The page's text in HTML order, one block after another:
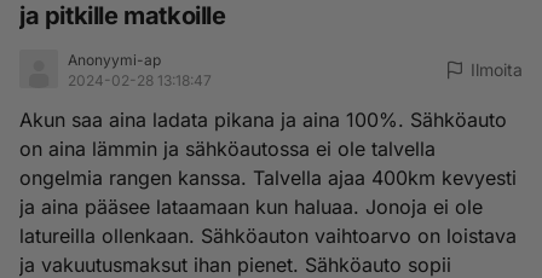
ja pitkille matkoille
Anonyymi-ap
2024-02-28 13:18:47
Ilmoita
Akun saa aina ladata pikana ja aina 100%. Sähköauto
on aina lämmin ja sähköautossa ei ole talvella
ongelmia rangen kanssa. Talvella ajaa 400km kevyesti
ja aina pääsee lataamaan kun haluaa. Jonoja ei ole
latureilla ollenkaan. Sähköauton vaihtoarvo on loistava
ja vakuutusmaksut ihan pienet. Sähköauto sopii